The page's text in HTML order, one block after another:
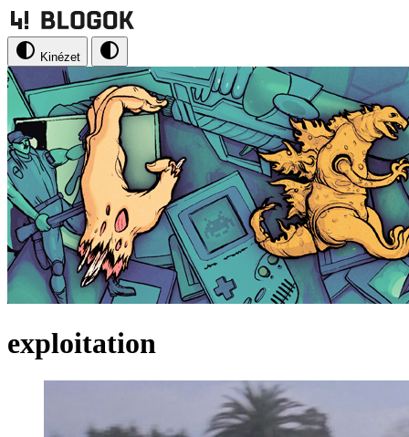
Kinézet
exploitation